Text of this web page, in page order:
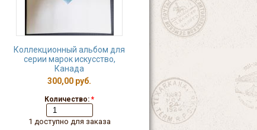
Коллекционный альбом для
серии марок искусство,
Канада
300,00 руб.
Количество: *
1 доступно для заказа